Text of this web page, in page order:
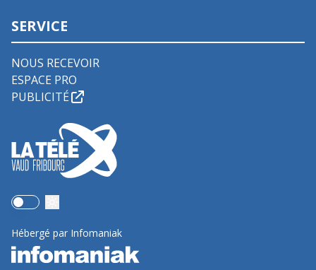
SERVICE
NOUS RECEVOIR
ESPACE PRO
PUBLICITÉ
Use setting
Hébergé par Infomaniak